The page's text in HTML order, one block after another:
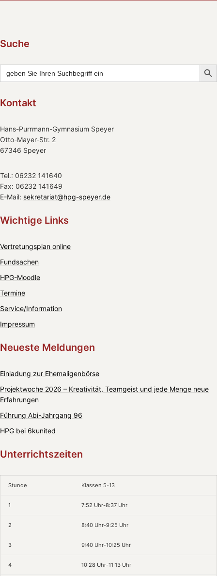
Suche
Search
for:
Kontakt
Hans-Purrmann-Gymnasium Speyer
Otto-Mayer-Str. 2
67346 Speyer
Tel.: 06232 141640
Fax: 06232 141649
E-Mail: sekretariat@hpg-speyer.de
Wichtige Links
Vertretungsplan online
Fundsachen
HPG-Moodle
Termine
Service/Information
Impressum
Neueste Meldungen
Einladung zur Ehemaligenbörse
Projektwoche 2026 – Kreativität, Teamgeist und jede Menge neue
Erfahrungen
Führung Abi-Jahrgang 96
HPG bei 6kunited
Unterrichtszeiten
Stunde Klassen 5-13
1 7:52 Uhr-8:37 Uhr
2 8:40 Uhr-9:25 Uhr
3 9:40 Uhr-10:25 Uhr
4 10:28 Uhr-11:13 Uhr